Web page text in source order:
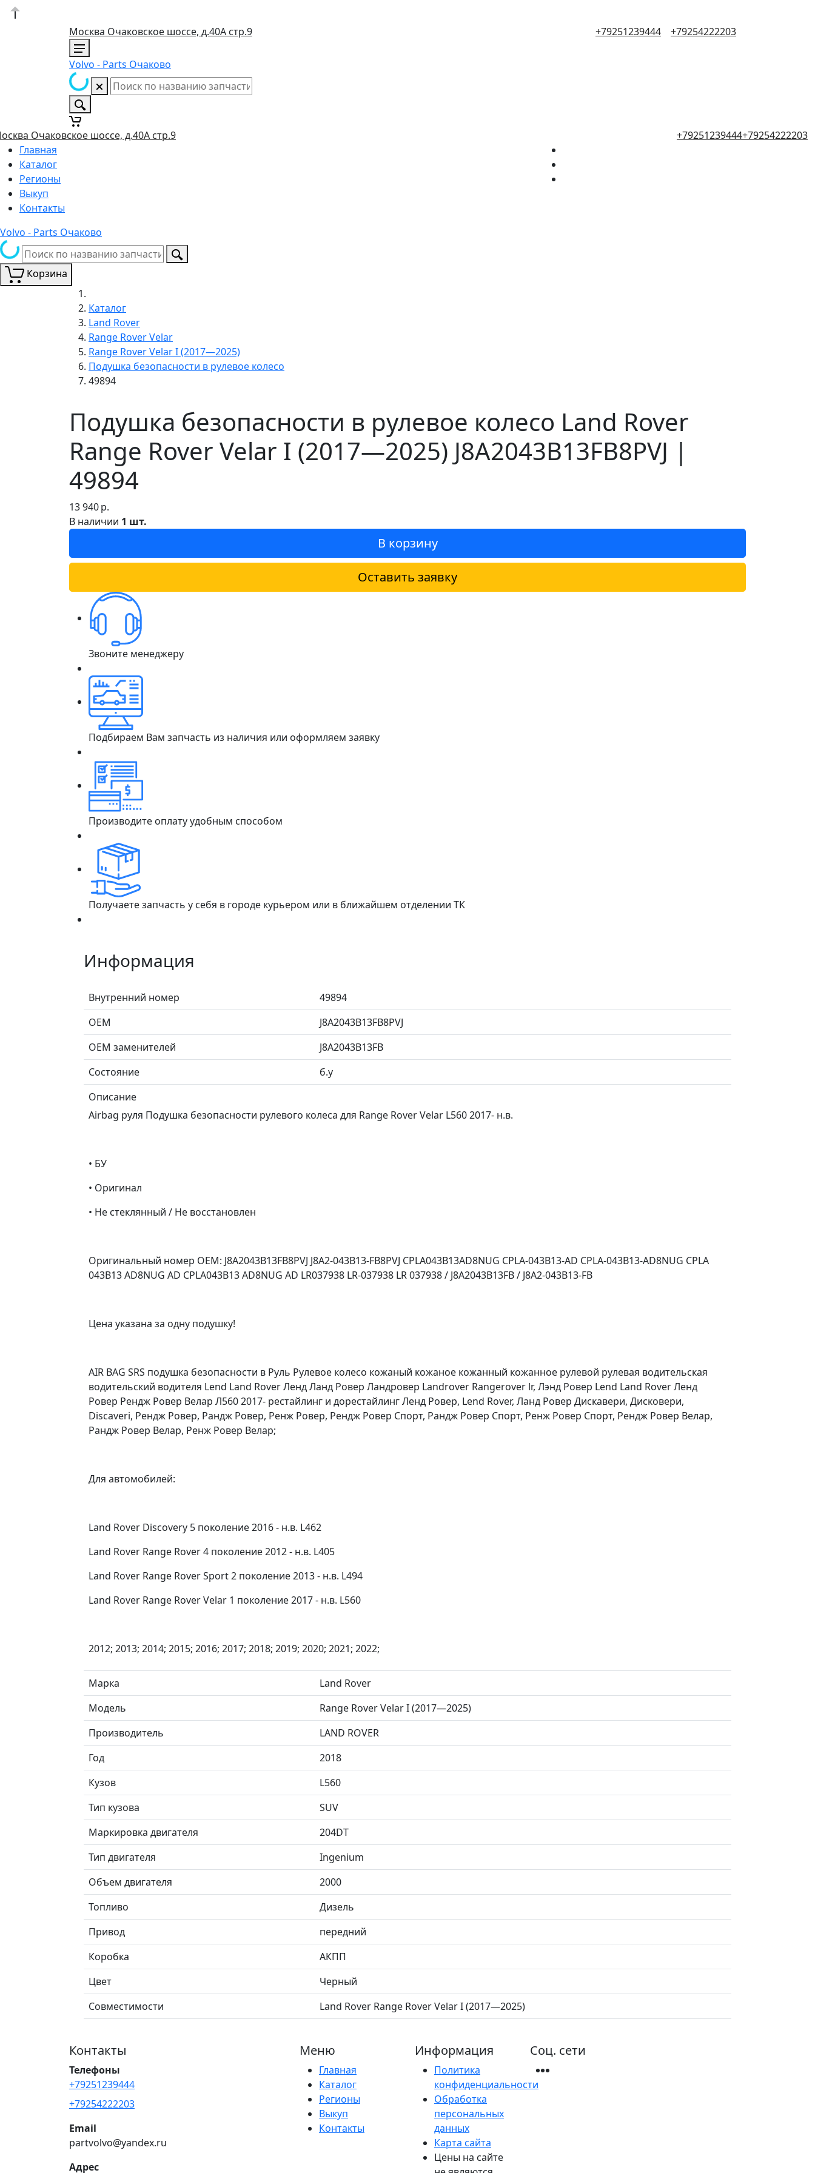
Москва Очаковское шоссе, д.40А стр.9 +79251239444 +79254222203
Volvo - Parts Очаково
Очаковское шоссе, д.40А стр.9 +79251239444+79254222203
Главная
Каталог
Регионы
Выкуп
Контакты
Volvo - Parts Очаково
Корзина
Каталог
Land Rover
Range Rover Velar
Range Rover Velar I (2017—2025)
Подушка безопасности в рулевое колесо
49894
Подушка безопасности в рулевое колесо Land Rover
Range Rover Velar I (2017—2025) J8A2043B13FB8PVJ |
49894
13 940р.
В наличии 1 шт.
В корзину
Оставить заявку
Звоните менеджеру
Подбираем Вам запчасть из наличия или оформляем заявку
Производите оплату удобным способом
Получаете запчасть у себя в городе курьером или в ближайшем отделении ТК
Информация
Внутренний номер
49894
ОЕМ
J8A2043B13FB8PVJ
ОЕМ заменителей
J8A2043B13FB
Состояние
б.у
Описание
Airbag руля Подушка безопасности рулевого колеса для Range Rover Velar L560 2017- н.в.
• БУ
• Оригинал
• Не стеклянный / Не восстановлен
Оригинальный номер OEM: J8A2043B13FB8PVJ J8A2-043B13-FB8PVJ CPLA043B13AD8NUG CPLA-043B13-AD CPLA-043B13-AD8NUG CPLA
043B13 AD8NUG AD CPLA043B13 AD8NUG AD LR037938 LR-037938 LR 037938 / J8A2043B13FB / J8A2-043B13-FB
Цена указана за одну подушку!
AIR BAG SRS подушка безопасности в Руль Рулевое колесо кожаный кожаное кожанный кожанное рулевой рулевая водительская
водительский водителя Lend Land Rover Ленд Ланд Ровер Ландровер Landrover Rangerover lr, Лэнд Ровер Lend Land Rover Ленд
Ровер Рендж Ровер Велар Л560 2017- рестайлинг и дорестайлинг Ленд Ровер, Lend Rover, Ланд Ровер Дискавери, Дисковери,
Discaveri, Рендж Ровер, Рандж Ровер, Ренж Ровер, Рендж Ровер Спорт, Рандж Ровер Спорт, Ренж Ровер Спорт, Рендж Ровер Велар,
Рандж Ровер Велар, Ренж Ровер Велар;
Для автомобилей:
Land Rover Discovery 5 поколение 2016 - н.в. L462
Land Rover Range Rover 4 поколение 2012 - н.в. L405
Land Rover Range Rover Sport 2 поколение 2013 - н.в. L494
Land Rover Range Rover Velar 1 поколение 2017 - н.в. L560
2012; 2013; 2014; 2015; 2016; 2017; 2018; 2019; 2020; 2021; 2022;
Марка
Land Rover
Модель
Range Rover Velar I (2017—2025)
Производитель
LAND ROVER
Год
2018
Кузов
L560
Тип кузова
SUV
Маркировка двигателя
204DT
Тип двигателя
Ingenium
Объем двигателя
2000
Топливо
Дизель
Привод
передний
Коробка
АКПП
Цвет
Черный
Совместимости
Land Rover Range Rover Velar I (2017—2025)
Контакты
Телефоны
+79251239444
+79254222203
Email
partvolvo@yandex.ru
Адрес
Меню
Главная
Каталог
Регионы
Выкуп
Контакты
Информация
Политика
конфиденциальности
Обработка
персональных
данных
Карта сайта
Цены на сайте
Соц. сети